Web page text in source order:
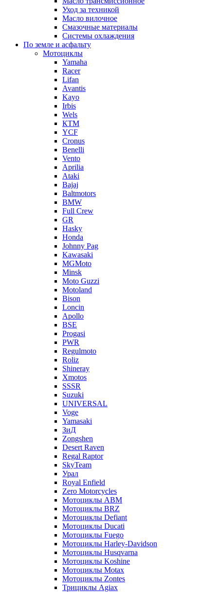
Уход за техникой
Масло вилочное
Смазочные материалы
Системы охлаждения
По земле и асфальту
Мотоциклы
Yamaha
Racer
Lifan
Avantis
Kayo
Irbis
Wels
КТМ
YCF
Cronus
Benelli
Vento
Aprilia
Ataki
Bajaj
Baltmotors
BMW
Full Crew
GR
Hasky
Honda
Johnny Pag
Kawasaki
MGMoto
Minsk
Moto Guzzi
Motoland
Bison
Loncin
Apollo
BSE
Progasi
PWR
Regulmoto
Roliz
Shineray
Xmotos
SSSR
Suzuki
UNIVERSAL
Voge
Yamasaki
ЗиД
Zongshen
Desert Raven
Regal Raptor
SkyTeam
Урал
Royal Enfield
Zero Motorcycles
Мотоциклы ABM
Мотоциклы BRZ
Мотоциклы Defiant
Мотоциклы Ducati
Мотоциклы Fuego
Мотоциклы Harley-Davidson
Мотоциклы Husqvarna
Мотоциклы Koshine
Мотоциклы Motax
Мотоциклы Zontes
Трициклы Agiax